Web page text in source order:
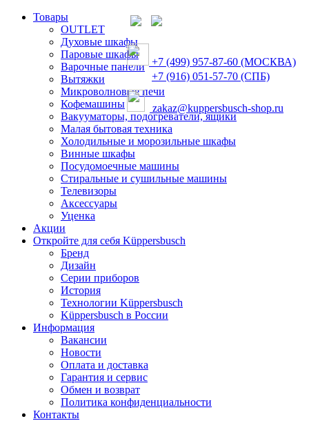
Товары
OUTLET
Духовые шкафы
Паровые шкафы
Варочные панели
Вытяжки
Микроволновые печи
Кофемашины
Вакууматоры, подогреватели, ящики
Малая бытовая техника
Холодильные и морозильные шкафы
Винные шкафы
Посудомоечные машины
Стиральные и сушильные машины
Телевизоры
Аксессуары
Уценка
Акции
Откройте для себя Küppersbusch
Бренд
Дизайн
Серии приборов
История
Технологии Küppersbusch
Küppersbusch в России
Информация
Вакансии
Новости
Оплата и доставка
Гарантия и сервис
Обмен и возврат
Политика конфиденциальности
Контакты
+7 (499) 957-87-60 (МОСКВА)
+7 (916) 051-57-70 (СПБ)
zakaz@kuppersbusch-shop.ru